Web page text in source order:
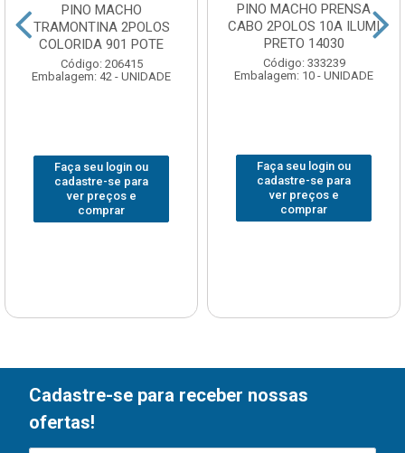
PINO MACHO
TRAMONTINA 2POLOS
COLORIDA 901 POTE
Código: 206415
Embalagem: 42 - UNIDADE
Faça seu login ou
cadastre-se para
ver preços e
comprar
PINO MACHO PRENSA
CABO 2POLOS 10A ILUMI
PRETO 14030
Código: 333239
Embalagem: 10 - UNIDADE
Faça seu login ou
cadastre-se para
ver preços e
comprar
Cadastre-se para receber nossas
ofertas!